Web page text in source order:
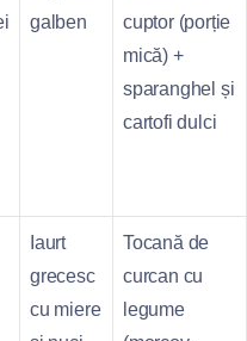
galben
cuptor (porție
mică) +
sparanghel și
cartofi dulci
Iaurt
grecesc
cu miere
Tocană de
curcan cu
legume